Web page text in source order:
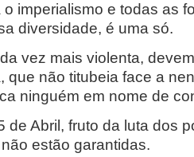
imperialismo e todas as
diversidade, é uma só.
vez mais violenta,
que não titubeia face a
ninguém em nome de
de Abril, fruto da luta dos
estão garantidas.